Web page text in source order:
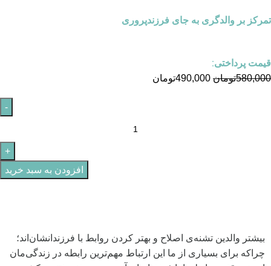
تمرکز بر والدگری به جای فرزندپروری
قیمت پرداختی:
580,000تومان 490,000تومان
افزودن به سبد خرید
بیشتر والدین تشنه‌ی اصلاح و بهتر کردن روابط با فرزندانشان‌اند؛
چراکه برای بسیاری از ما این ارتباط مهم‌ترین رابطه در زندگی‌مان